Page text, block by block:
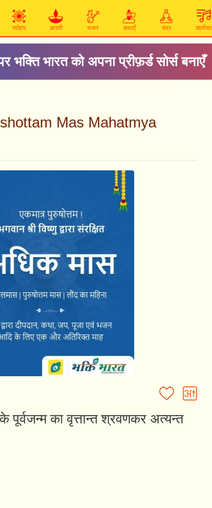
त्योहार आरती भजन कथाएँ मंत्र चालीसा
भक्ति भारत को अपना प्रीफ़र्ड सोर्स बनाएँ
Mas Mahatmya
पूर्वजन्म का वृत्तान्त श्रवणकर अत्यन्त